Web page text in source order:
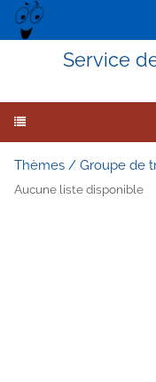
Service
Thèmes / Groupe de
Aucune liste disponible